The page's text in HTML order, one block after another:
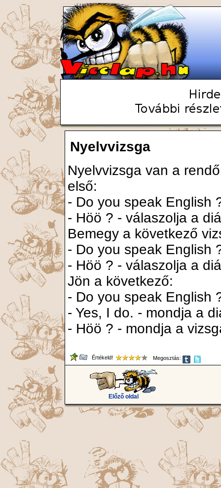
Nyelvvizsga
Nyelvvizsga van a
első:
- Do you speak English
- Höö ? - válaszolja a
Bemegy a következő
- Do you speak English
- Höö ? - válaszolja a
Jön a következő:
- Do you speak English
- Yes, I do. - mondja a
- Höö ? - mondja a
Értékeld! Megosztás:
Előző oldal